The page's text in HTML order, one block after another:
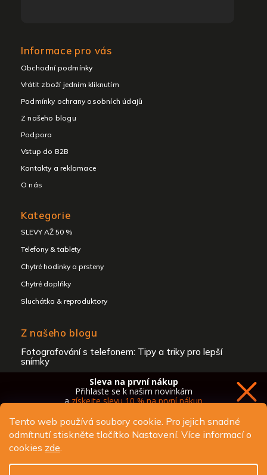
Tento web používá soubory cookie. Pro jejich snadné
odmítnutí stiskněte tlačítko Nastavení. Více informací o
cookies zde.
Informace pro vás
Obchodní podmínky
Vrátit zboží jedním kliknutím
Podmínky ochrany osobních údajů
Z našeho blogu
Podpora
Vstup do B2B
Kontakty a reklamace
O nás
Kategorie
SLEVY AŽ 50 %
Telefony & tablety
Chytré hodinky a prsteny
Chytré doplňky
Sluchátka & reproduktory
Z našeho blogu
Fotografování s telefonem: Tipy a triky pro lepší
snímky
Jak vybrat mobilní telefon pro seniory?
Co je SOS Locator?
Copyright 2026ALIGATOR - telefony, chytré hodinky a
příslušenství
Upravit nastavení cookies
Sleva na první nákup
Přihlaste se k našim novinkám
azískejte slevu 10 % na první nákup